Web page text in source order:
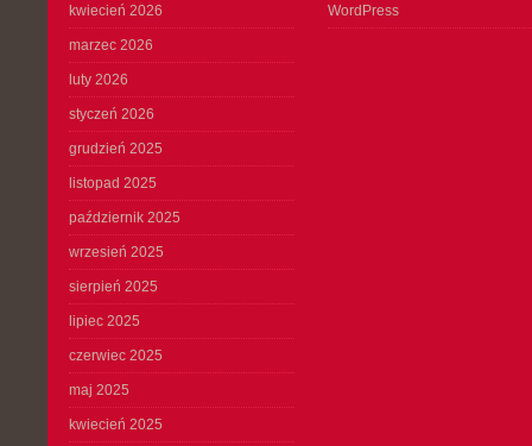
kwiecień 2026
marzec 2026
luty 2026
styczeń 2026
grudzień 2025
listopad 2025
październik 2025
wrzesień 2025
sierpień 2025
lipiec 2025
czerwiec 2025
maj 2025
kwiecień 2025
WordPress